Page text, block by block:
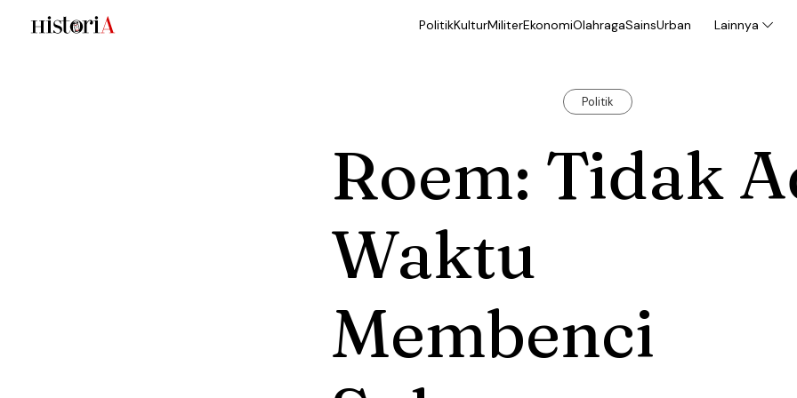
PolitikKulturMiliterEkonomiOlahragaSainsUrban Lainnya
Politik
Roem: Tidak
Waktu
Membenci